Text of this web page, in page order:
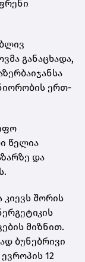
განაცხადა,
ერთ-
წელია
და
კიევს შორის
მიზნით.
ბუნებრივი
12